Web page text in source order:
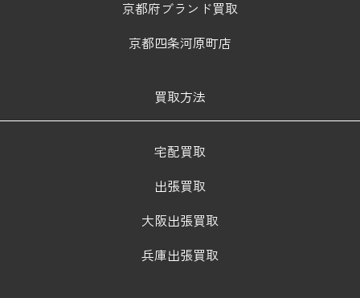
京都府ブランド買取
京都四条河原町店
買取方法
宅配買取
出張買取
大阪出張買取
兵庫出張買取